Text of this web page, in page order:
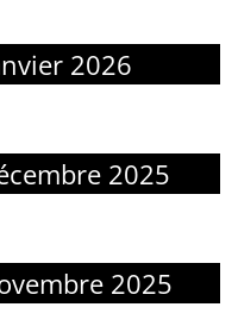
2026
2025
2025